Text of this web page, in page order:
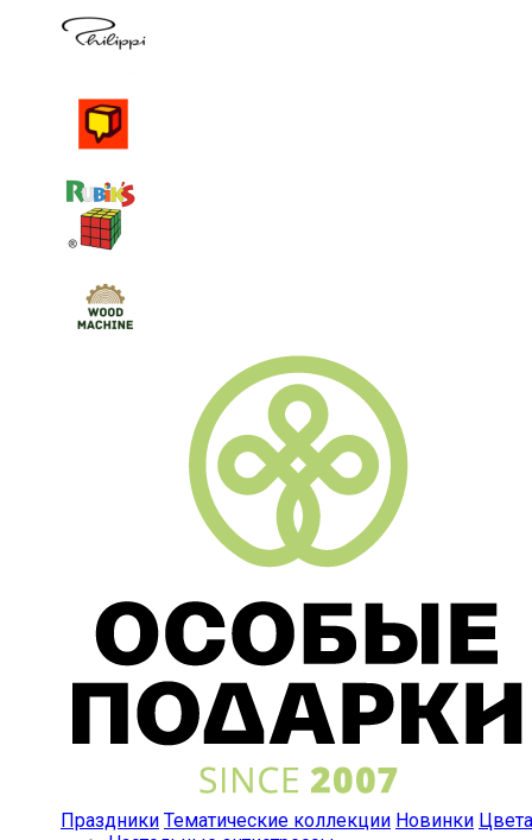
Праздники Тематические коллекции Новинки Цвета